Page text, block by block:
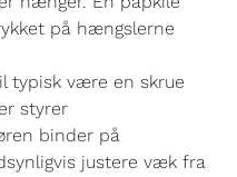
på hængslerne
typisk være en skrue
styrer
binder på
justere væk fra